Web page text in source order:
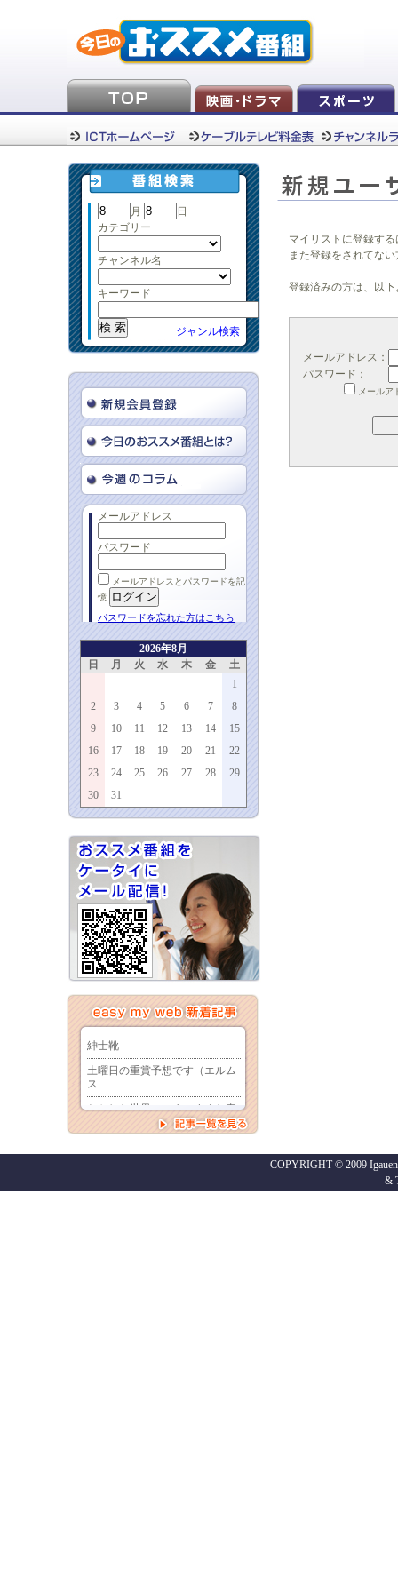
月
日
カテゴリー
チャンネル名
キーワード
ジャンル検索
メールアドレス
パスワード
メールアドレスとパスワードを記
憶
パスワードを忘れた方はこちら
2026年8月
日
月 火 水 木 金
土
1
2
3 4 5 6 7
8
9
10 11 12 13 14
15
16
17 18 19 20 21
22
23
24 25 26 27 28
29
30
31
マイリストに登録す
また登録をされてな
登録済みの方は、以
メールアドレス：
パスワード：
メールア
COPYRIGHT © 2009
&